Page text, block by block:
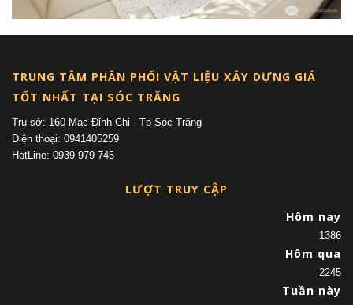
TRUNG TÂM PHÂN PHỐI VẬT LIỆU XÂY DỰNG GIÁ
TỐT NHẤT TẠI SÓC TRĂNG
Trụ sở: 160 Mạc Đỉnh Chi - Tp Sóc Trăng
Điện thoại: 0941405259
HotLine: 0939 979 745
LƯỢT TRUY CẬP
Hôm nay
1386
Hôm qua
2245
Tuần này